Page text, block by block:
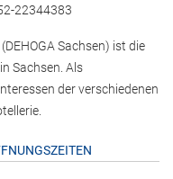
22344383
Sachsen) ist die
Sachsen. Als
der verschiedenen